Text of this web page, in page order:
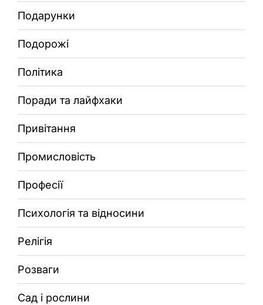
Подарунки
Подорожі
Політика
Поради та лайфхаки
Привітання
Промисловість
Професії
Психологія та відносини
Релігія
Розваги
Сад і рослини